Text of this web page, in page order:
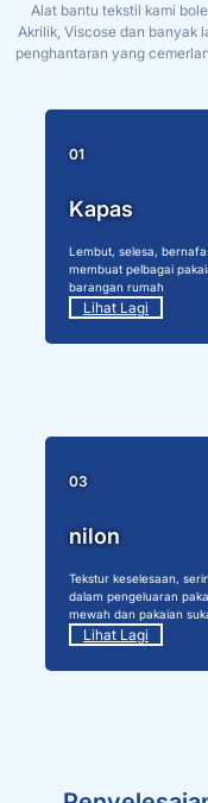
Alat bantu tekstil kami
Akrilik, Viscose dan banyak
penghantaran yang
01
Kapas
Lembut, selesa,
membuat pelbagai
barangan rumah
Lihat Lagi
03
nilon
Tekstur keselesaan,
dalam pengeluaran
mewah dan pakaian
Lihat Lagi